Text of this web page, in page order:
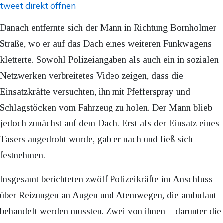
tweet direkt öffnen
Danach entfernte sich der Mann in Richtung Bornholmer
Straße, wo er auf das Dach eines weiteren Funkwagens
kletterte. Sowohl Polizeiangaben als auch ein in sozialen
Netzwerken verbreitetes Video zeigen, dass die
Einsatzkräfte versuchten, ihn mit Pfefferspray und
Schlagstöcken vom Fahrzeug zu holen. Der Mann blieb
jedoch zunächst auf dem Dach. Erst als der Einsatz eines
Tasers angedroht wurde, gab er nach und ließ sich
festnehmen.
Insgesamt berichteten zwölf Polizeikräfte im Anschluss
über Reizungen an Augen und Atemwegen, die ambulant
behandelt werden mussten. Zwei von ihnen – darunter die